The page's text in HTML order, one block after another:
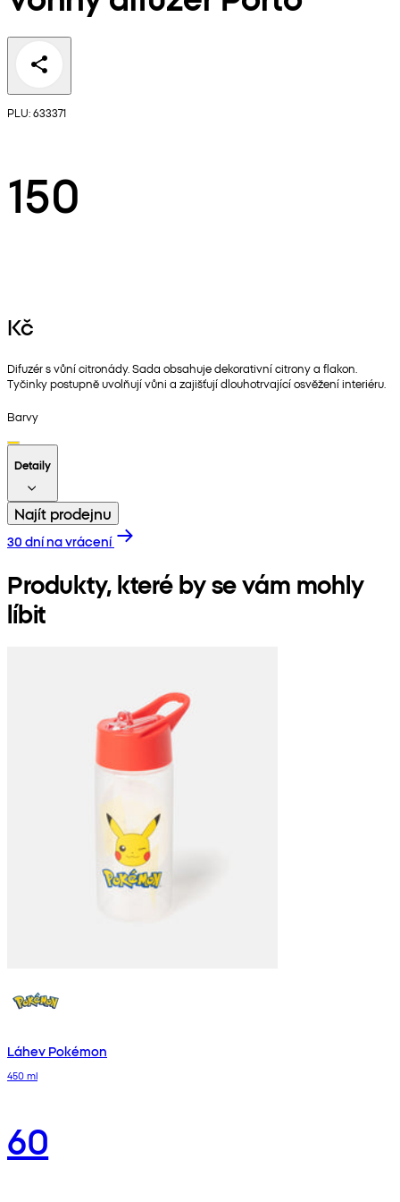
PLU: 633371
150
Kč
Difuzér s vůní citronády. Sada obsahuje dekorativní citrony a flakon.
Tyčinky postupně uvolňují vůni a zajišťují dlouhotrvající osvěžení interiéru.
Barvy
Detaily
Najít prodejnu
30 dní na vrácení
Produkty, které by se vám mohly
líbit
Láhev Pokémon
450 ml
60